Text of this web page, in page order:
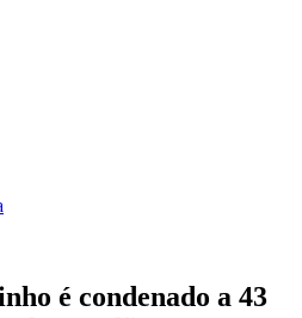
é condenado a 43